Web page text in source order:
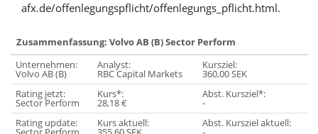
afx.de/offenlegungspflicht/offenlegungs_pflicht.html.
Zusammenfassung: Volvo AB (B) Sector Perform
Unternehmen:
Volvo AB (B)
Analyst:
RBC Capital Markets
Kursziel:
360,00 SEK
Rating jetzt:
Sector Perform
Kurs*:
28,18 €
Abst. Kursziel*:
-
Rating update:
Kurs aktuell: Abst. Kursziel aktuell: